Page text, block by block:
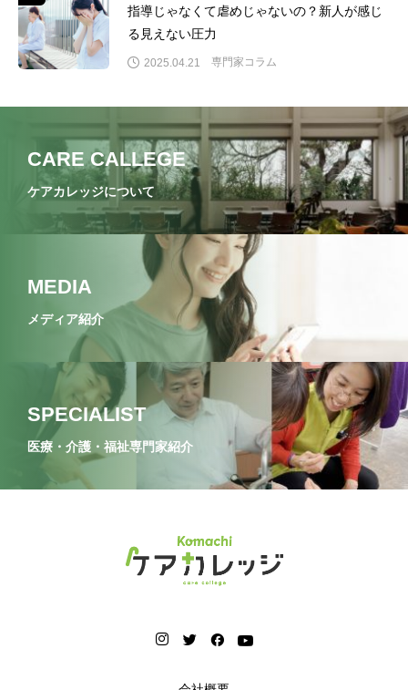
指導じゃなくて虐めじゃないの？新人が感じ
る見えない圧力
2025.04.21 専門家コラム
CARE CALLEGE
ケアカレッジについて
MEDIA
メディア紹介
SPECIALIST
医療・介護・福祉専門家紹介